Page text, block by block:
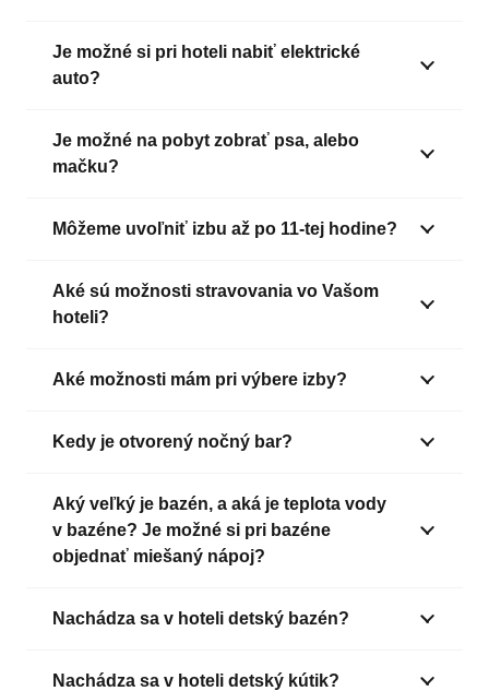
Je možné si pri hoteli nabiť elektrické
auto?
Je možné na pobyt zobrať psa, alebo
mačku?
Môžeme uvoľniť izbu až po 11-tej hodine?
Aké sú možnosti stravovania vo Vašom
hoteli?
Aké možnosti mám pri výbere izby?
Kedy je otvorený nočný bar?
Aký veľký je bazén, a aká je teplota vody
v bazéne? Je možné si pri bazéne
objednať miešaný nápoj?
Nachádza sa v hoteli detský bazén?
Nachádza sa v hoteli detský kútik?